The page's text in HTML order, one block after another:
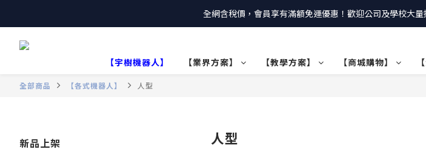
全網含稅價，會員享有滿額免運優惠！歡迎公司及學校大
【宇樹機器人】
【業界方案】 【教學方案】 【商城購物】
全部商品 【各式機器人】 人型
新品上架
人型